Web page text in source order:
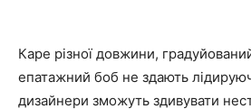
Каре різної довжини,
епатажний боб не здають
дизайнери зможуть здивувати